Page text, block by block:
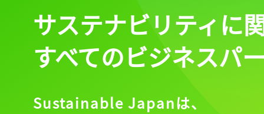
サステナビリティに
すべてのビジネスパ
Sustainable Japanは、